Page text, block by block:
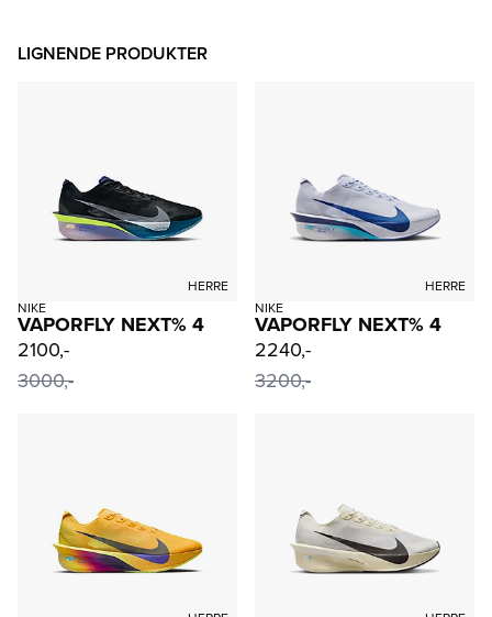
LIGNENDE PRODUKTER
HERRE
NIKE
VAPORFLY NEXT% 4
2100,-
3000,-
HERRE
NIKE
VAPORFLY NEXT% 4
2240,-
3200,-